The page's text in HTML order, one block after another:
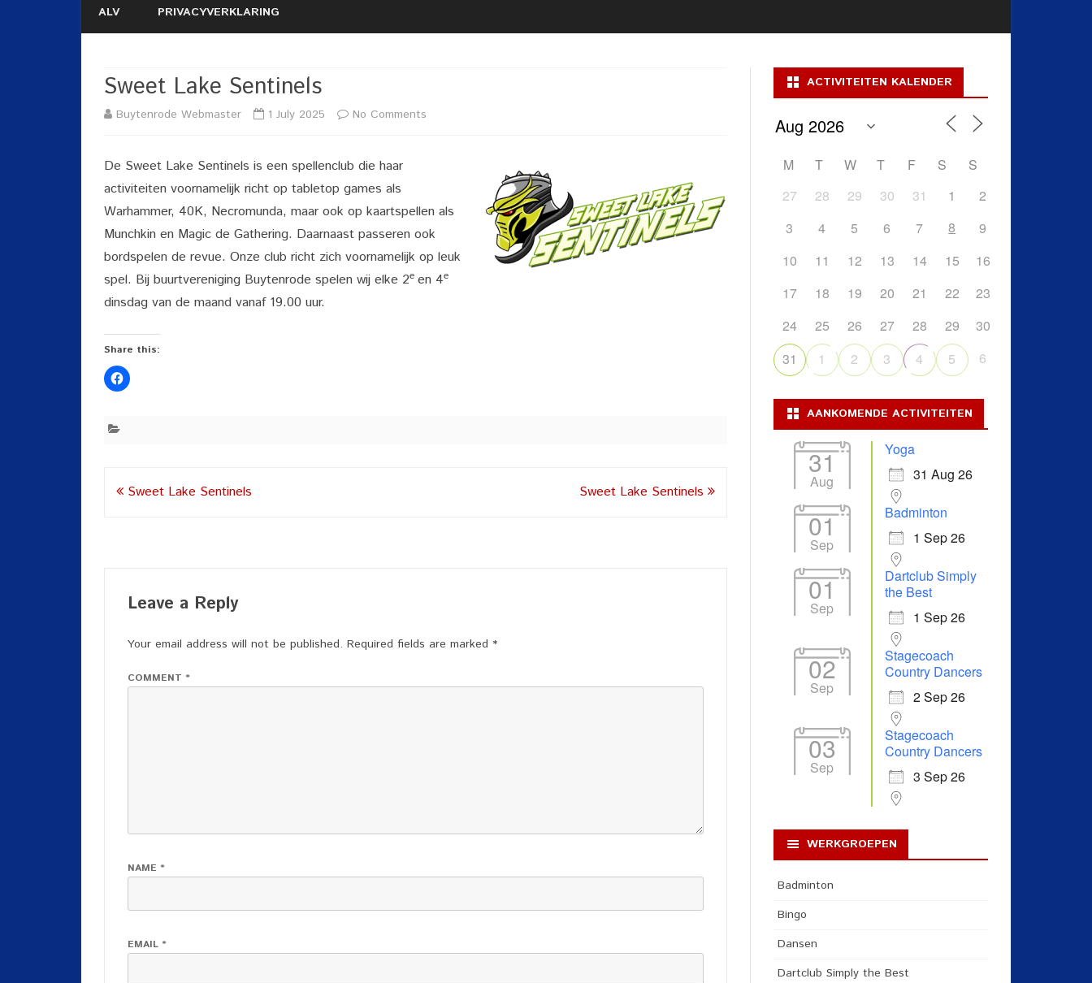
2020 02 29 KOPPEL
ALV PRIVACYVERKLARING
Sweet Lake Sentinels
Buytenrode Webmaster 1 July 2025 No Comments
De Sweet Lake Sentinels is een spellenclub die haar
activiteiten voornamelijk richt op tabletop games als
Warhammer, 40K, Necromunda, maar ook op kaartspellen als
Munchkin en Magic de Gathering. Daarnaast passeren ook
bordspelen de revue. Onze club richt zich voornamelijk op leuk
spel. Bij buurtvereniging Buytenrode spelen wij elke 2e en 4e
dinsdag van de maand vanaf 19.00 uur.
Share this:
PostSweet Lake Sentinels Sweet Lake Sentinels
Leave a Reply
Your email address will not be published. Required fields are marked *
COMMENT *
NAME *
EMAIL *
ACTIVITEITEN KALENDER
M T W T F S
S
27
28 29 30 31 1
2
3
4 5 6 7 8
9
10
11 12 13 14 15
16
17
18 19 20 21 22
23
24
25 26 27 28 29
30
31
1 2 3 4 5 6
AANKOMENDE ACTIVITEITEN
31
Aug
Yoga
31 Aug 26
01
Sep
Badminton
1 Sep 26
01
Sep
Dartclub Simply
the Best
1 Sep 26
02
Sep
Stagecoach
Country Dancers
2 Sep 26
03
Sep
Stagecoach
Country Dancers
3 Sep 26
WERKGROEPEN
Badminton
Bingo
Dansen
Dartclub Simply the Best